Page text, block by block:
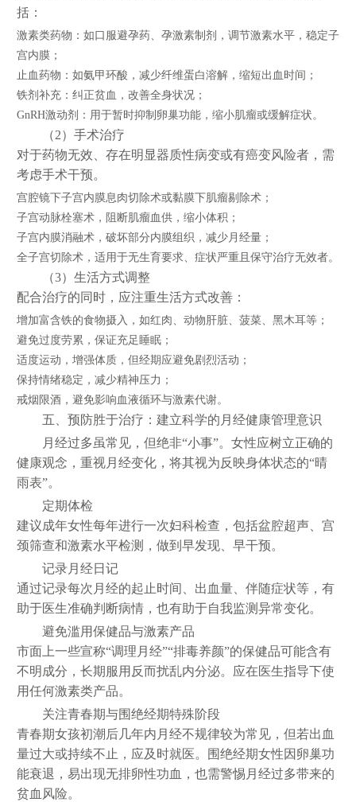
括：
激素类药物：如口服避孕药、孕激素制剂，调节激素水平，稳定子
宫内膜；
止血药物：如氨甲环酸，减少纤维蛋白溶解，缩短出血时间；
铁剂补充：纠正贫血，改善全身状况；
GnRH激动剂：用于暂时抑制卵巢功能，缩小肌瘤或缓解症状。
（2）手术治疗
对于药物无效、存在明显器质性病变或有癌变风险者，需
考虑手术干预。
宫腔镜下子宫内膜息肉切除术或黏膜下肌瘤剔除术；
子宫动脉栓塞术，阻断肌瘤血供，缩小体积；
子宫内膜消融术，破坏部分内膜组织，减少月经量；
全子宫切除术，适用于无生育要求、症状严重且保守治疗无效者。
（3）生活方式调整
配合治疗的同时，应注重生活方式改善：
增加富含铁的食物摄入，如红肉、动物肝脏、菠菜、黑木耳等；
避免过度劳累，保证充足睡眠；
适度运动，增强体质，但经期应避免剧烈活动；
保持情绪稳定，减少精神压力；
戒烟限酒，避免影响血液循环与激素代谢。
五、预防胜于治疗：建立科学的月经健康管理意识
月经过多虽常见，但绝非“小事”。女性应树立正确的
健康观念，重视月经变化，将其视为反映身体状态的“晴
雨表”。
定期体检
建议成年女性每年进行一次妇科检查，包括盆腔超声、宫
颈筛查和激素水平检测，做到早发现、早干预。
记录月经日记
通过记录每次月经的起止时间、出血量、伴随症状等，有
助于医生准确判断病情，也有助于自我监测异常变化。
避免滥用保健品与激素产品
市面上一些宣称“调理月经”“排毒养颜”的保健品可能含有
不明成分，长期服用反而扰乱内分泌。应在医生指导下使
用任何激素类产品。
关注青春期与围绝经期特殊阶段
青春期女孩初潮后几年内月经不规律较为常见，但若出血
量过大或持续不止，应及时就医。围绝经期女性因卵巢功
能衰退，易出现无排卵性功血，也需警惕月经过多带来的
贫血风险。